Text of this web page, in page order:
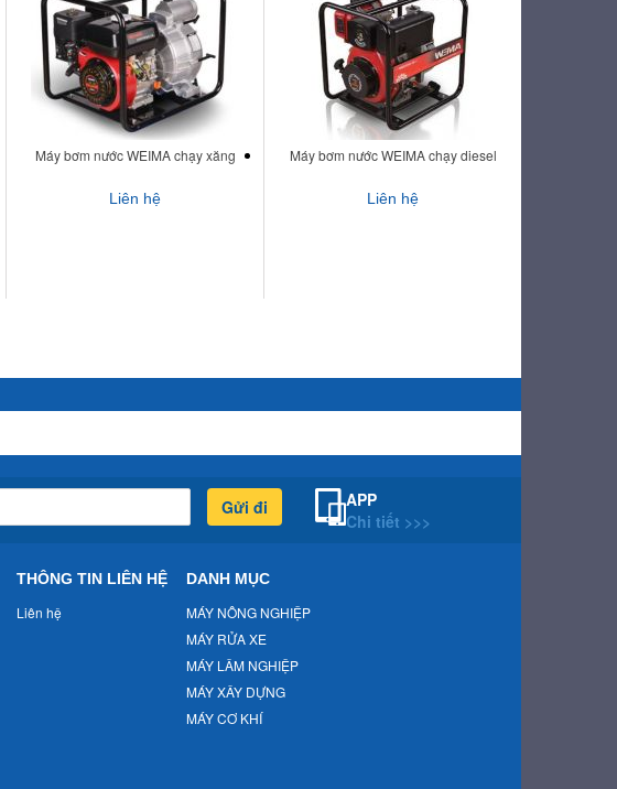
Máy bơm nước WEIMA chạy xăng
Liên hệ
Máy bơm nước WEIMA chạy diesel
Liên hệ
Gửi đi
APP
Chi tiết >>>
THÔNG TIN LIÊN HỆ
Liên hệ
DANH MỤC
MÁY NÔNG NGHIỆP
MÁY RỬA XE
MÁY LÂM NGHIỆP
MÁY XÂY DỰNG
MÁY CƠ KHÍ